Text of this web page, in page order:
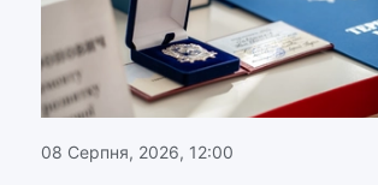
08 Серпня, 2026, 12:00